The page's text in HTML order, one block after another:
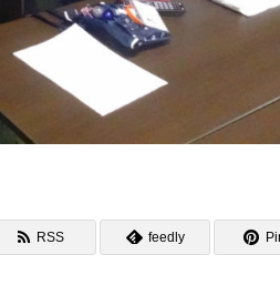
RSS feedly